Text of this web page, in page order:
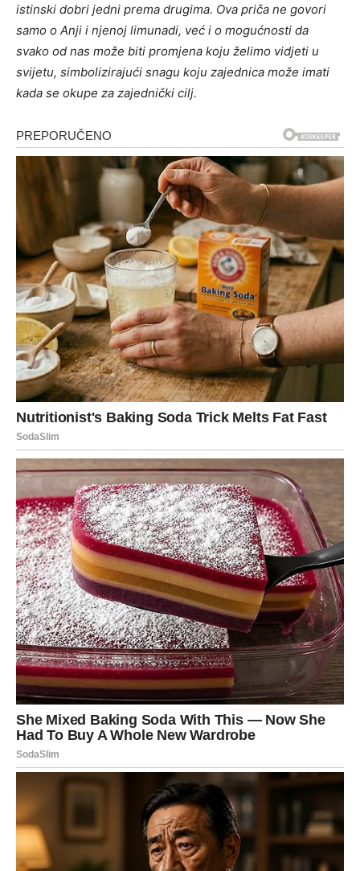
istinski dobri jedni prema drugima. Ova priča ne govori
samo o Anji i njenoj limunadi, već i o mogućnosti da
svako od nas može biti promjena koju želimo vidjeti u
svijetu, simbolizirajući snagu koju zajednica može imati
kada se okupe za zajednički cilj.